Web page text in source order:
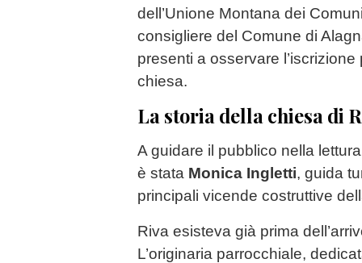
dell’Unione Montana dei
consigliere del Comune di
presenti a osservare
chiesa.
La storia della chiesa di
A guidare il pubblico nella
è stata Monica Ingletti, guida
principali vicende costruttive
Riva esisteva già prima
L’originaria parrocchiale,